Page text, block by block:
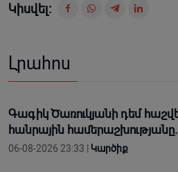
Կիսվել:
Լրահոս
Գագիկ Ծառուկյանի դեմ
հանրային համերաշխությանը.
06-08-2026 23:33 | Կարծիք